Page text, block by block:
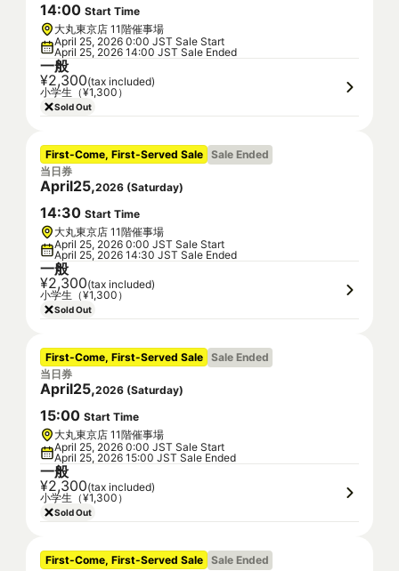
14:00 Start Time
大丸東京店 11階催事場
April 25, 2026 0:00 JST Sale Start
April 25, 2026 14:00 JST Sale Ended
一般
¥2,300(tax included)
小学生（¥1,300）
Sold Out
First-Come, First-Served Sale Sale Ended
当日券
April25,2026 (Saturday)
14:30 Start Time
大丸東京店 11階催事場
April 25, 2026 0:00 JST Sale Start
April 25, 2026 14:30 JST Sale Ended
一般
¥2,300(tax included)
小学生（¥1,300）
Sold Out
First-Come, First-Served Sale Sale Ended
当日券
April25,2026 (Saturday)
15:00 Start Time
大丸東京店 11階催事場
April 25, 2026 0:00 JST Sale Start
April 25, 2026 15:00 JST Sale Ended
一般
¥2,300(tax included)
小学生（¥1,300）
Sold Out
First-Come, First-Served Sale Sale Ended